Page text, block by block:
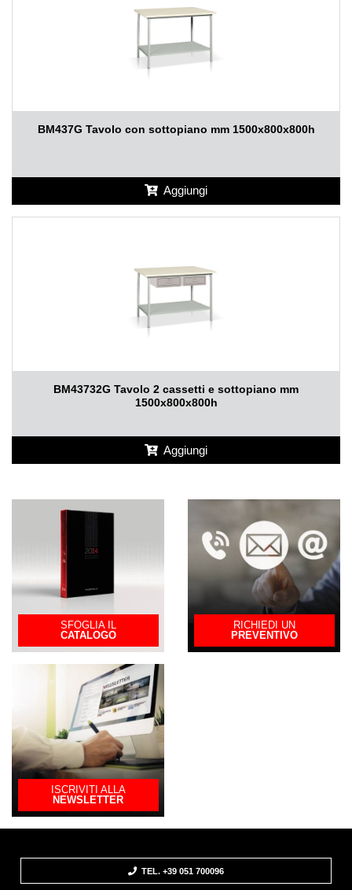
BM437G Tavolo con sottopiano mm 1500x800x800h
Aggiungi
BM43732G Tavolo 2 cassetti e sottopiano mm
1500x800x800h
Aggiungi
SFOGLIA IL
CATALOGO
RICHIEDI UN
PREVENTIVO
ISCRIVITI ALLA
NEWSLETTER
TEL. +39 051 700096